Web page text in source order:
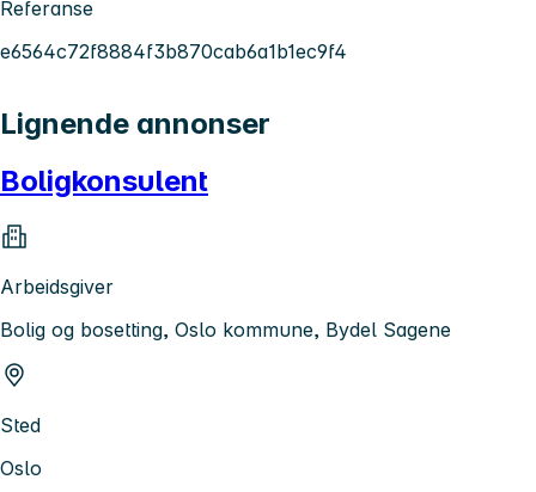
Referanse
e6564c72f8884f3b870cab6a1b1ec9f4
Lignende annonser
Boligkonsulent
Arbeidsgiver
Bolig og bosetting, Oslo kommune, Bydel Sagene
Sted
Oslo